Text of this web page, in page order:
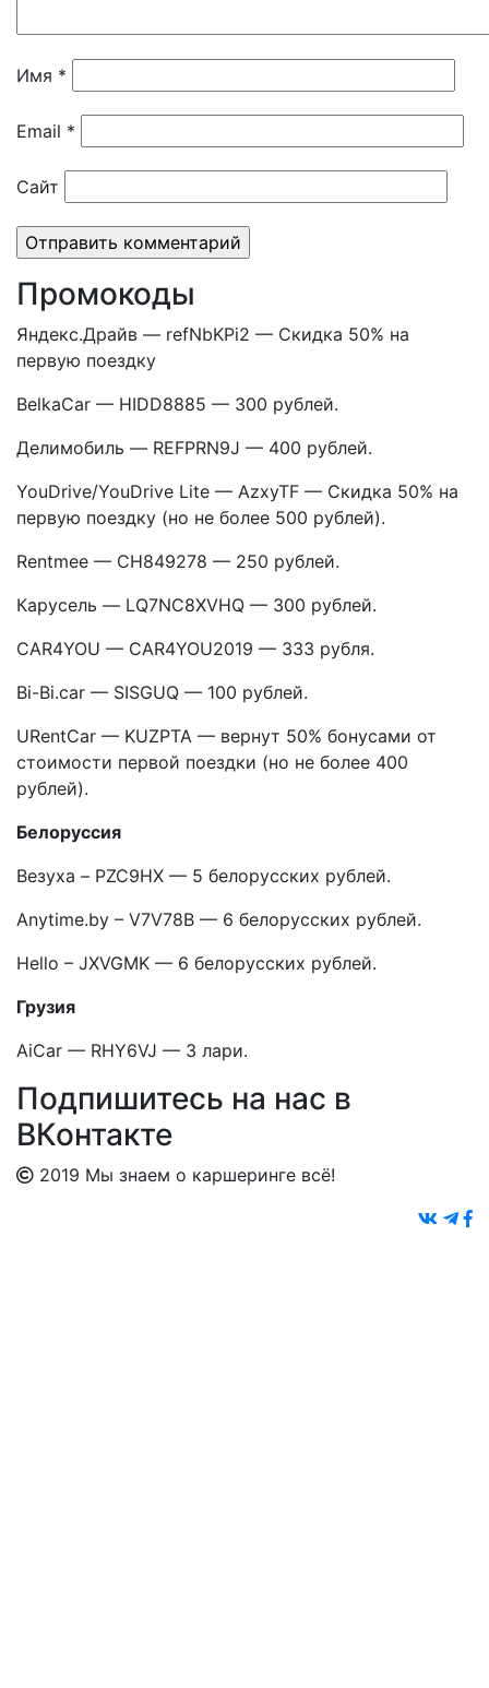
Имя *
Email *
Сайт
Промокоды
Яндекс.Драйв — refNbKPi2 — Скидка 50% на
первую поездку
BelkaCar — HIDD8885 — 300 рублей.
Делимобиль — REFPRN9J — 400 рублей.
YouDrive/YouDrive Lite — AzxyTF — Скидка 50% на
первую поездку (но не более 500 рублей).
Rentmee — CH849278 — 250 рублей.
Карусель — LQ7NC8XVHQ — 300 рублей.
CAR4YOU — CAR4YOU2019 — 333 рубля.
Bi-Bi.car — SISGUQ — 100 рублей.
URentCar — KUZPTA — вернут 50% бонусами от
стоимости первой поездки (но не более 400
рублей).
Белоруссия
Везуха – PZC9HX — 5 белорусских рублей.
Anytime.by – V7V78B — 6 белорусских рублей.
Hello – JXVGMK — 6 белорусских рублей.
Грузия
AiCar — RHY6VJ — 3 лари.
Подпишитесь на нас в
ВКонтакте
2019 Мы знаем о каршеринге всё!